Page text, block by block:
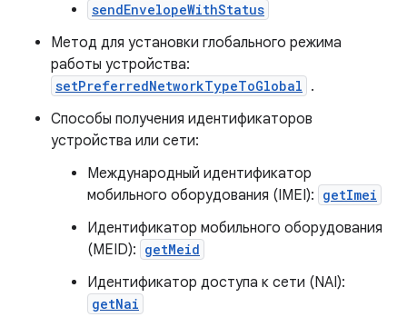
sendEnvelopeWithStatus
Метод для установки глобального режима
работы устройства:
setPreferredNetworkTypeToGlobal .
Способы получения идентификаторов
устройства или сети:
Международный идентификатор
мобильного оборудования (IMEI): getImei
Идентификатор мобильного оборудования
(MEID): getMeid
Идентификатор доступа к сети (NAI):
getNai